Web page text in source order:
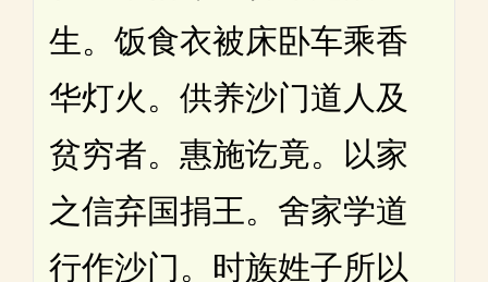
生。饭食衣被床卧车乘香
华灯火。供养沙门道人及
贫穷者。惠施讫竟。以家
之信弃国捐王。舍家学道
行作沙门。时族姓子所以